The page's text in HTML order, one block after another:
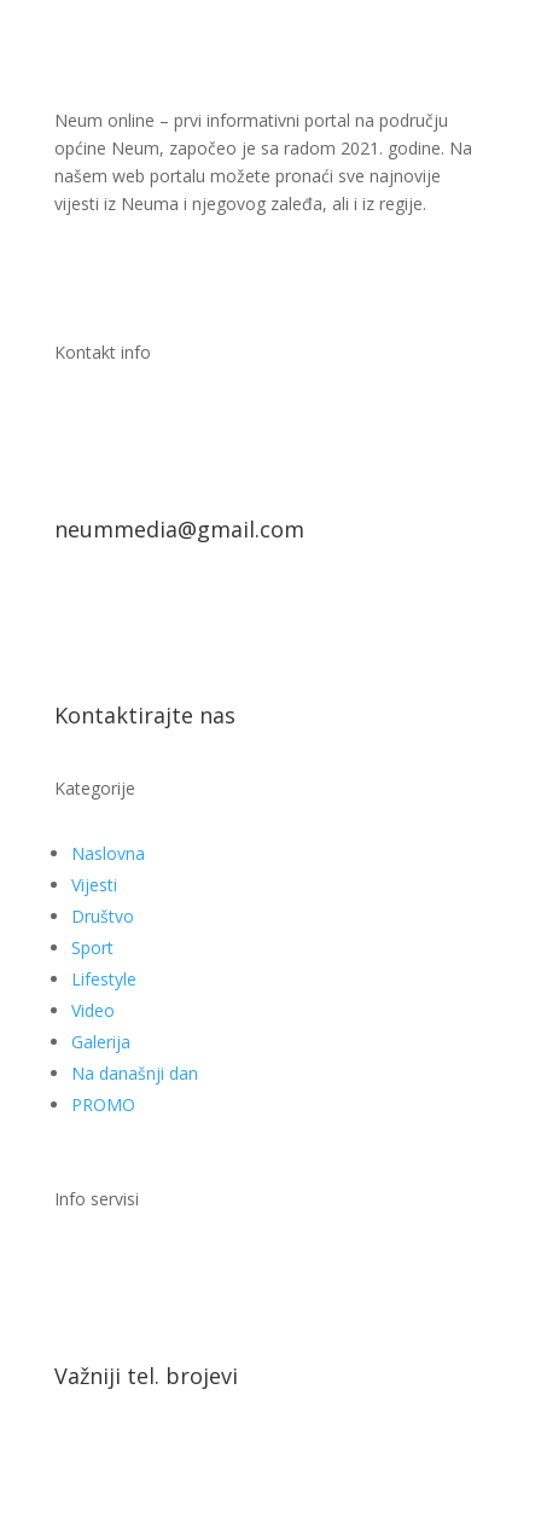
Neum online – prvi informativni portal na području
općine Neum, započeo je sa radom 2021. godine. Na
našem web portalu možete pronaći sve najnovije
vijesti iz Neuma i njegovog zaleđa, ali i iz regije.
Kontakt info
neummedia@gmail.com
Kontaktirajte nas
Kategorije
Naslovna
Vijesti
Društvo
Sport
Lifestyle
Video
Galerija
Na današnji dan
PROMO
Info servisi
Važniji tel. brojevi